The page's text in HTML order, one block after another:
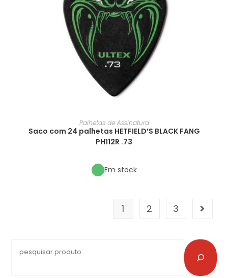
Palhetas de Assinatura
Saco com 24 palhetas HETFIELD’S BLACK FANG
PH112R .73
Em stock
1 2 3